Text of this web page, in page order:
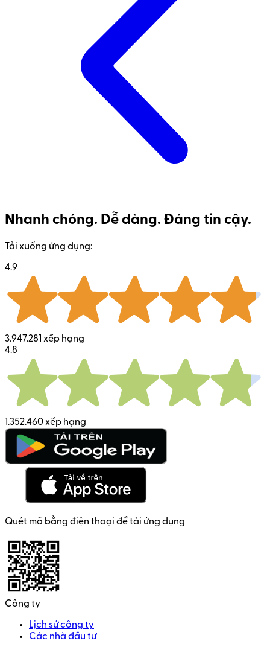
Nhanh chóng. Dễ dàng. Đáng tin cậy.
Tải xuống ứng dụng:
4.9
3.947.281 xếp hạng
4.8
1.352.460 xếp hạng
Quét mã bằng điện thoại để tải ứng dụng
Công ty
Lịch sử công ty
Các nhà đầu tư